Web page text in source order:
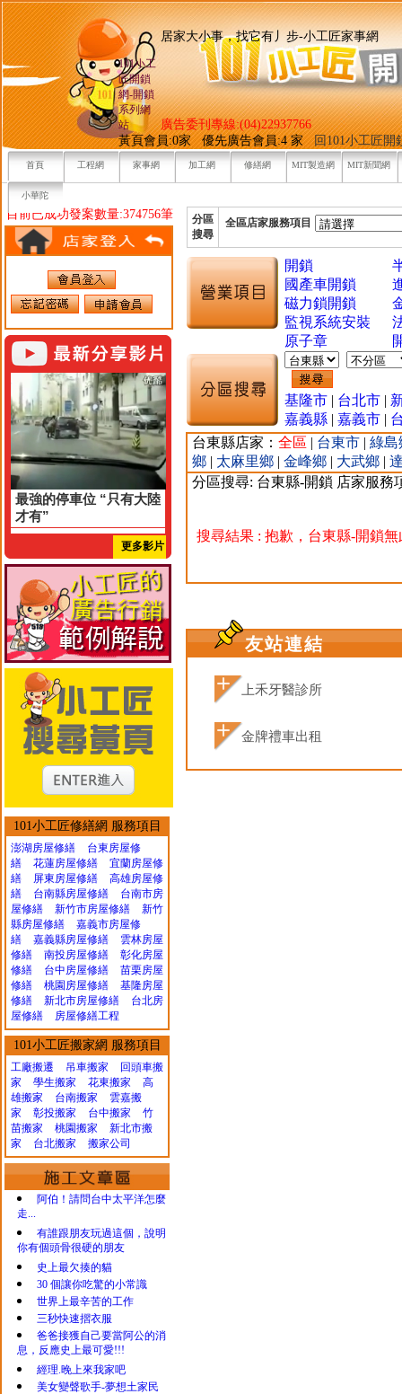
101小工
匠開鎖
網-開鎖
系列網
站
居家大小事，找它有丿步-小工
廣告委刊專線:(04)22937766
黃頁會員:0家 優先廣告會員:4 家回101小工匠開
首頁 工程網 家事網 加工網 修繕網 MIT製造網 MIT新聞網
小華陀
目前已成功發案數量:374756筆
最強的停車位 “只有大陸
才有”
更多影片
101小工匠修繕網 服務項目
澎湖房屋修繕
台東房屋修
繕
花蓮房屋修繕
宜蘭房屋修
繕
屏東房屋修繕
高雄房屋修
繕
台南縣房屋修繕
台南市房
屋修繕
新竹市房屋修繕
新竹
縣房屋修繕
嘉義市房屋修
繕
嘉義縣房屋修繕
雲林房屋
修繕
南投房屋修繕
彰化房屋
修繕
台中房屋修繕
苗栗房屋
修繕
桃園房屋修繕
基隆房屋
修繕
新北市房屋修繕
台北房
屋修繕
房屋修繕工程
101小工匠搬家網 服務項目
工廠搬遷 吊車搬家
回頭車搬
家
學生搬家 花東搬家
高
雄搬家
台南搬家
雲嘉搬
家
彰投搬家 台中搬家
竹
苗搬家
桃園搬家
新北市搬
家
台北搬家 搬家公司
阿伯！請問台中太平洋怎麼
走...
有誰跟朋友玩過這個，說明
你有個頭骨很硬的朋友
史上最欠揍的貓
30 個讓你吃驚的小常識
世界上最辛苦的工作
三秒快速摺衣服
爸爸接獲自己要當阿公的消
息，反應史上最可愛!!!
經理.晚上來我家吧
美女變聲歌手-夢想土家民
分區
搜尋
全區店家服務項目
開鎖
國產車開鎖
磁力鎖開鎖
監視系統安裝
原子章
基隆市 | 台北市 |
嘉義縣 | 嘉義市 |
台東縣店家： 全區 | 台東市 | 綠
鄉 | 太麻里鄉 | 金峰鄉 | 大武鄉 |
分區搜尋: 台東縣-開鎖 店家服務
搜尋結果 : 抱歉，台東縣-開鎖
友站連結
上禾牙醫診所
金牌禮車出租